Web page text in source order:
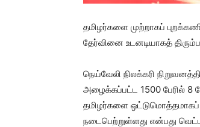
தமிழர்களை முற்றாகப்
தேர்வினை உடனடியாகத்
நெய்வேலி நிலக்கரி
அழைக்கப்பட்ட 1500 பேரில் 8
தமிழர்களை ஒட்டுமொத்தமாகப்
நடைபெற்றுள்ளது என்பது